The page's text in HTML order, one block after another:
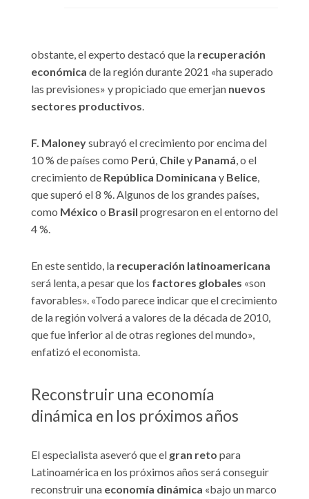
obstante, el experto destacó que la recuperación
económica de la región durante 2021 «ha superado
las previsiones» y propiciado que emerjan nuevos
sectores productivos
F. Maloneysubrayó el crecimiento por encima del
10 % de países como Perú Chiley Panamá , o el
crecimiento de República Dominicana y Belice
que superó el 8 %. Algunos de los grandes países,
como México o Brasil progresaron en el entorno del
4 %.
En este sentido, la recuperación latinoamericana
será lenta, a pesar que los factores globales «son
favorables». «Todo parece indicar que el crecimiento
de la región volverá a valores de la década de 2010,
que fue inferior al de otras regiones del mundo»,
enfatizó el economista.
Reconstruir una economía
dinámica en los próximos años
El especialista aseveró que el gran reto para
Latinoamérica en los próximos años será conseguir
reconstruir una economía dinámica «bajo un marco